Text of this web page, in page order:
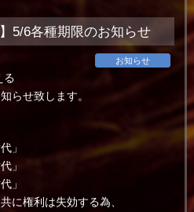
5/6各種期限のお知らせ
お知らせ
る
らせ致します。
」
」
」
権利は失効する為、